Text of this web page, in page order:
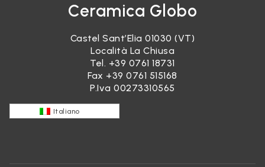
Ceramica Globo
Castel Sant’Elia 01030 (VT)
Località La Chiusa
Tel. +39 0761 18731
Fax +39 0761 515168
P.Iva 00273310565
Italiano